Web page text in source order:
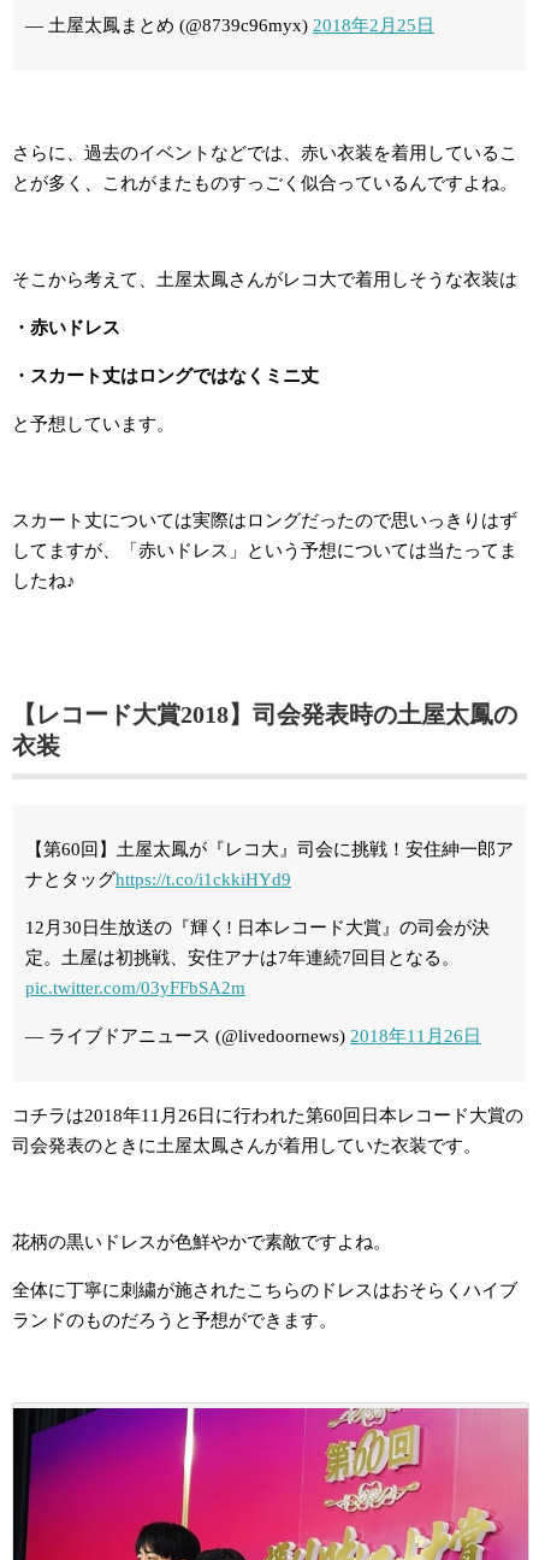
— 土屋太鳳まとめ (@8739c96myx) 2018年2月25日
さらに、過去のイベントなどでは、赤い衣装を着用しているこ
とが多く、これがまたものすっごく似合っているんですよね。
そこから考えて、土屋太鳳さんがレコ大で着用しそうな衣装は
・赤いドレス
・スカート丈はロングではなくミニ丈
と予想しています。
スカート丈については実際はロングだったので思いっきりはず
してますが、「赤いドレス」という予想については当たってま
したね♪
【レコード大賞2018】司会発表時の土屋太鳳の
衣装
【第60回】土屋太鳳が『レコ大』司会に挑戦！安住紳一郎ア
ナとタッグhttps://t.co/i1ckkiHYd9
12月30日生放送の『輝く! 日本レコード大賞』の司会が決
定。土屋は初挑戦、安住アナは7年連続7回目となる。
pic.twitter.com/03yFFbSA2m
— ライブドアニュース (@livedoornews) 2018年11月26日
コチラは2018年11月26日に行われた第60回日本レコード大賞の
司会発表のときに土屋太鳳さんが着用していた衣装です。
花柄の黒いドレスが色鮮やかで素敵ですよね。
全体に丁寧に刺繍が施されたこちらのドレスはおそらくハイブ
ランドのものだろうと予想ができます。